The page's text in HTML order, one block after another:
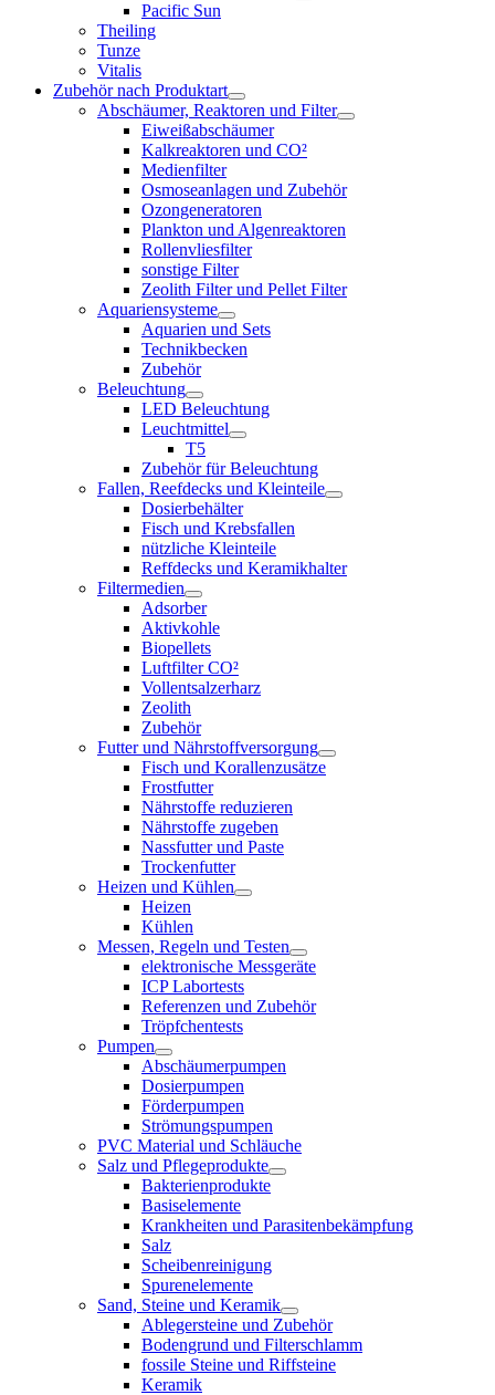
Pacific Sun
Theiling
Tunze
Vitalis
Zubehör nach Produktart
Abschäumer, Reaktoren und Filter
Eiweißabschäumer
Kalkreaktoren und CO²
Medienfilter
Osmoseanlagen und Zubehör
Ozongeneratoren
Plankton und Algenreaktoren
Rollenvliesfilter
sonstige Filter
Zeolith Filter und Pellet Filter
Aquariensysteme
Aquarien und Sets
Technikbecken
Zubehör
Beleuchtung
LED Beleuchtung
Leuchtmittel
T5
Zubehör für Beleuchtung
Fallen, Reefdecks und Kleinteile
Dosierbehälter
Fisch und Krebsfallen
nützliche Kleinteile
Reffdecks und Keramikhalter
Filtermedien
Adsorber
Aktivkohle
Biopellets
Luftfilter CO²
Vollentsalzerharz
Zeolith
Zubehör
Futter und Nährstoffversorgung
Fisch und Korallenzusätze
Frostfutter
Nährstoffe reduzieren
Nährstoffe zugeben
Nassfutter und Paste
Trockenfutter
Heizen und Kühlen
Heizen
Kühlen
Messen, Regeln und Testen
elektronische Messgeräte
ICP Labortests
Referenzen und Zubehör
Tröpfchentests
Pumpen
Abschäumerpumpen
Dosierpumpen
Förderpumpen
Strömungspumpen
PVC Material und Schläuche
Salz und Pflegeprodukte
Bakterienprodukte
Basiselemente
Krankheiten und Parasitenbekämpfung
Salz
Scheibenreinigung
Spurenelemente
Sand, Steine und Keramik
Ablegersteine und Zubehör
Bodengrund und Filterschlamm
fossile Steine und Riffsteine
Keramik